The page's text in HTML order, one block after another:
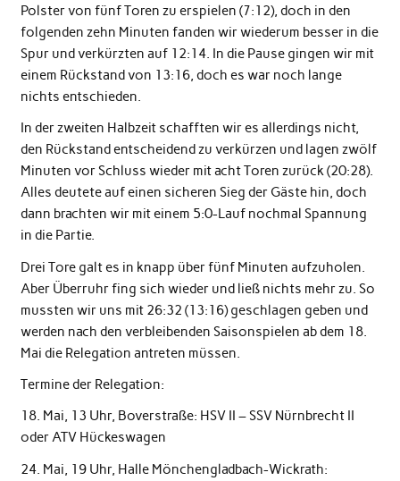
Polster von fünf Toren zu erspielen (7:12), doch in den
folgenden zehn Minuten fanden wir wiederum besser in die
Spur und verkürzten auf 12:14. In die Pause gingen wir mit
einem Rückstand von 13:16, doch es war noch lange
nichts entschieden.
In der zweiten Halbzeit schafften wir es allerdings nicht,
den Rückstand entscheidend zu verkürzen und lagen zwölf
Minuten vor Schluss wieder mit acht Toren zurück (20:28).
Alles deutete auf einen sicheren Sieg der Gäste hin, doch
dann brachten wir mit einem 5:0-Lauf nochmal Spannung
in die Partie.
Drei Tore galt es in knapp über fünf Minuten aufzuholen.
Aber Überruhr fing sich wieder und ließ nichts mehr zu. So
mussten wir uns mit 26:32 (13:16) geschlagen geben und
werden nach den verbleibenden Saisonspielen ab dem 18.
Mai die Relegation antreten müssen.
Termine der Relegation:
18. Mai, 13 Uhr, Boverstraße: HSV II – SSV Nürnbrecht II
oder ATV Hückeswagen
24. Mai, 19 Uhr, Halle Mönchengladbach-Wickrath: